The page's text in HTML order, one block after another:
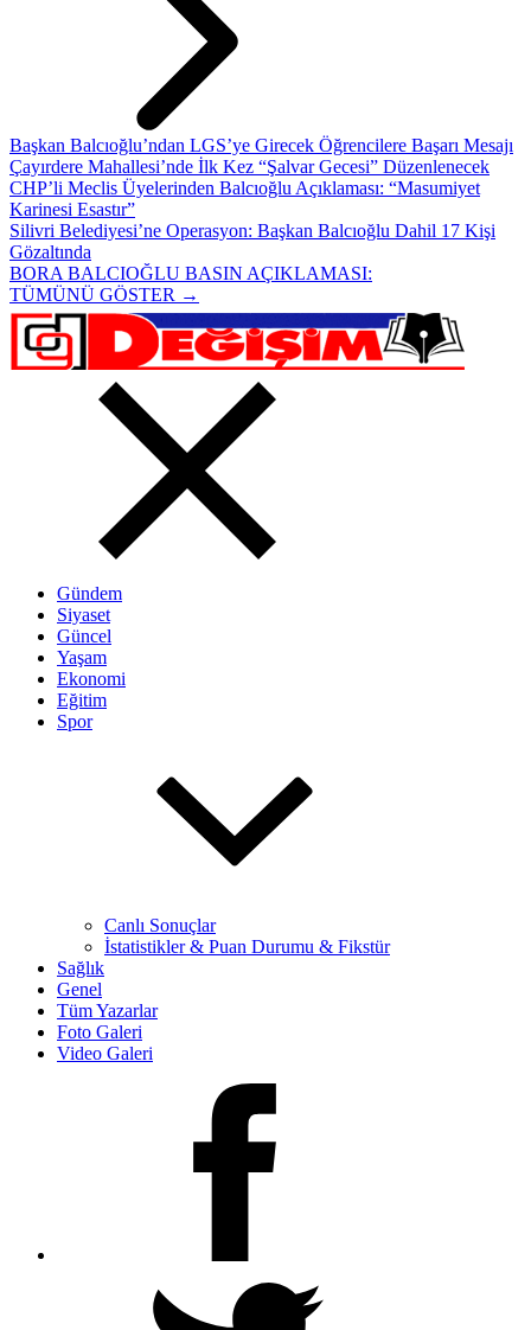
Başkan Balcıoğlu’ndan LGS’ye Girecek Öğrencilere Başarı Mesajı
Çayırdere Mahallesi’nde İlk Kez “Şalvar Gecesi” Düzenlenecek
CHP’li Meclis Üyelerinden Balcıoğlu Açıklaması: “Masumiyet
Karinesi Esastır”
Silivri Belediyesi’ne Operasyon: Başkan Balcıoğlu Dahil 17 Kişi
Gözaltında
BORA BALCIOĞLU BASIN AÇIKLAMASI:
TÜMÜNÜ GÖSTER →
Gündem
Siyaset
Güncel
Yaşam
Ekonomi
Eğitim
Spor
Canlı Sonuçlar
İstatistikler & Puan Durumu & Fikstür
Sağlık
Genel
Tüm Yazarlar
Foto Galeri
Video Galeri